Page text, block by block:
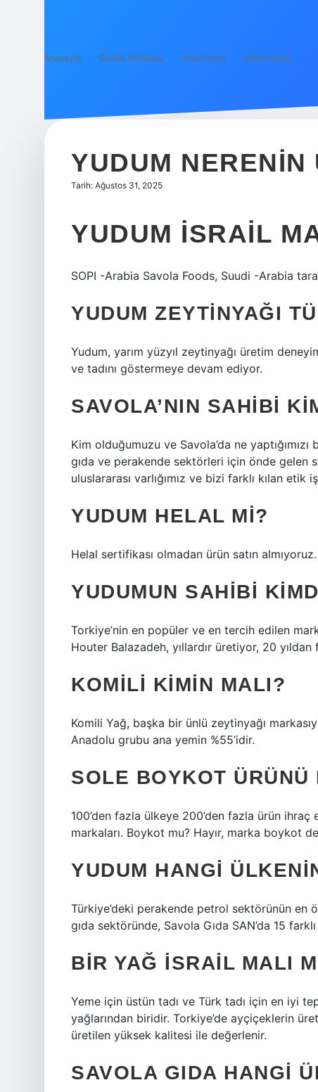
Anasayfa Gizlilik Politikası Yasal Uyarı Hakkımızda
YUDUM NERENIN
Tarih: Ağustos 31, 2025
YUDUM İSRAIL
SOPI -Arabia Savola Foods, Suudi -Arabia
YUDUM ZEYTINYAĞI
Yudum, yarım yüzyıl zeytinyağı üretim
ve tadını göstermeye devam ediyor.
SAVOLA’NIN SAHIBI
Kim olduğumuzu ve Savola’da ne
gıda ve perakende sektörleri için önde gelen
uluslararası varlığımız ve bizi farklı kılan
YUDUM HELAL MI?
Helal sertifikası olmadan ürün satın almıyoruz.
YUDUMUN SAHIBI
Torkiye’nin en popüler ve en tercih edilen
Houter Balazadeh, yıllardır üretiyor, 20
KOMILI KIMIN MALI?
Komili Yağ, başka bir ünlü zeytinyağı
Anadolu grubu ana yemin %55’idir.
SOLE BOYKOT ÜRÜNÜ
100’den fazla ülkeye 200’den fazla ürün
markaları. Boykot mu? Hayır, marka boykot
YUDUM HANGI
Türkiye’deki perakende petrol sektörünün en
gıda sektöründe, Savola Gıda SAN’da 15
BIR YAĞ İSRAIL MALI
Yeme için üstün tadı ve Türk tadı için en iyi
yağlarından biridir. Torkiye’de ayçiçeklerin
üretilen yüksek kalitesi ile değerlenir.
SAVOLA GIDA HANGI